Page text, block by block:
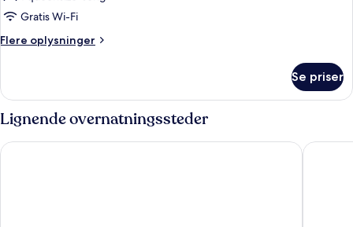
Gratis Wi-Fi
Flere oplysninger
Flere
Apartment
Se priser
Lignende overnatningssteder
OREA Hotel Angelo Praha NH